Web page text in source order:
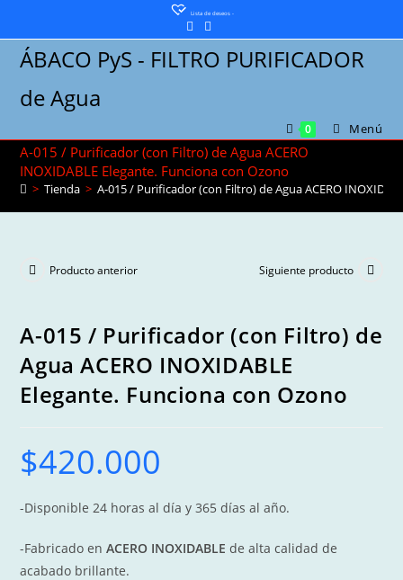
contenido
Lista de deseos -
ÁBACO PyS - FILTRO PURIFICADOR
de Agua
0 Menú
A-015 / Purificador (con Filtro) de Agua ACERO
INOXIDABLE Elegante. Funciona con Ozono
> Tienda > A-015 / Purificador (con Filtro) de Agua ACERO
Producto anterior Siguiente producto
A-015 / Purificador (con Filtro) de
Agua ACERO INOXIDABLE
Elegante. Funciona con Ozono
$420.000
-Disponible 24 horas al día y 365 días al año.
-Fabricado enACERO INOXIDABLE de alta calidad de
acabado brillante.